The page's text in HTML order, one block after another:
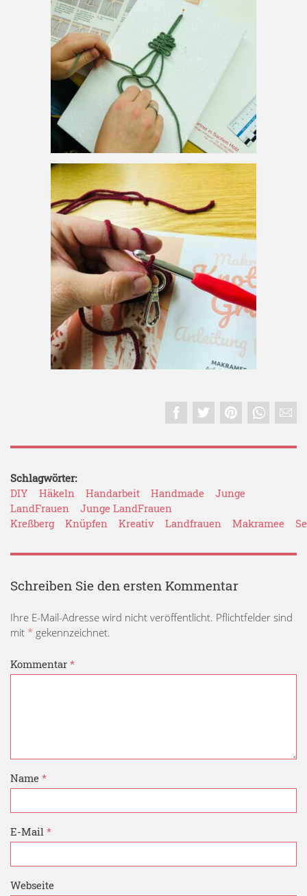
Schlagwörter:
DIY
Häkeln Handarbeit Handmade
Junge
LandFrauen
Junge LandFrauen
Kreßberg
Knüpfen Kreativ Landfrauen Makramee
Schreiben Sie den ersten Kommentar
Ihre E-Mail-Adresse wird nicht veröffentlicht. Pflichtfelder sind
mit * gekennzeichnet.
Kommentar *
Name *
E-Mail *
Webseite